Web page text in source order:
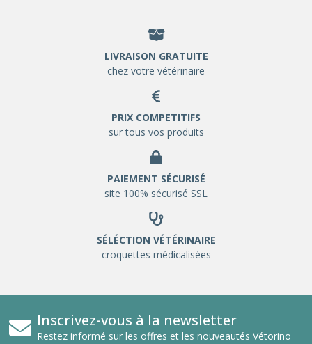
LIVRAISON GRATUITE
chez votre vétérinaire
PRIX COMPETITIFS
sur tous vos produits
PAIEMENT SÉCURISÉ
site 100% sécurisé SSL
SÉLÉCTION VÉTÉRINAIRE
croquettes médicalisées
Inscrivez-vous à la newsletter
Restez informé sur les offres et les nouveautés Vétorino